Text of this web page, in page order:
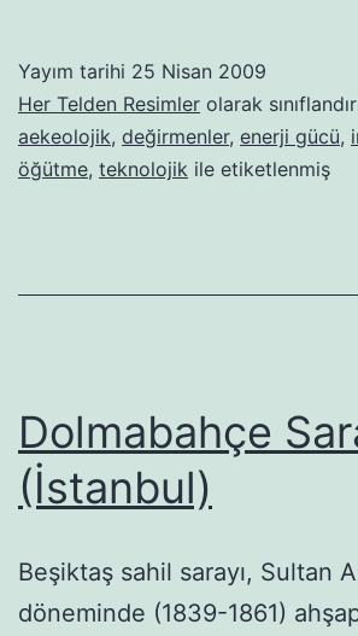
Yayım tarihi 25 Nisan 2009
Her Telden Resimler olarak
aekeolojik, değirmenler, enerji gücü,
öğütme, teknolojik ile etiketlenmiş
Dolmabahçe
(İstanbul)
Beşiktaş sahil sarayı, Sultan
döneminde (1839-1861)